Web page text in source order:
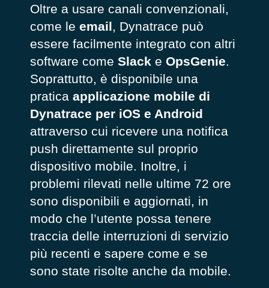
Oltre a usare canali convenzionali,
come le email , Dynatrace può
essere facilmente integrato con altri
software come Slack e OpsGenie
Soprattutto, è disponibile una
pratica applicazione mobile di
Dynatrace per iOS e Android
attraverso cui ricevere una notifica
push direttamente sul proprio
dispositivo mobile. Inoltre, i
problemi rilevati nelle ultime 72 ore
sono disponibili e aggiornati, in
modo che l’utente possa tenere
traccia delle interruzioni di servizio
più recenti e sapere come e se
sono state risolte anche da mobile.